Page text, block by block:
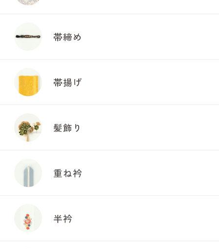
帯締め
帯揚げ
髪飾り
重ね衿
半衿